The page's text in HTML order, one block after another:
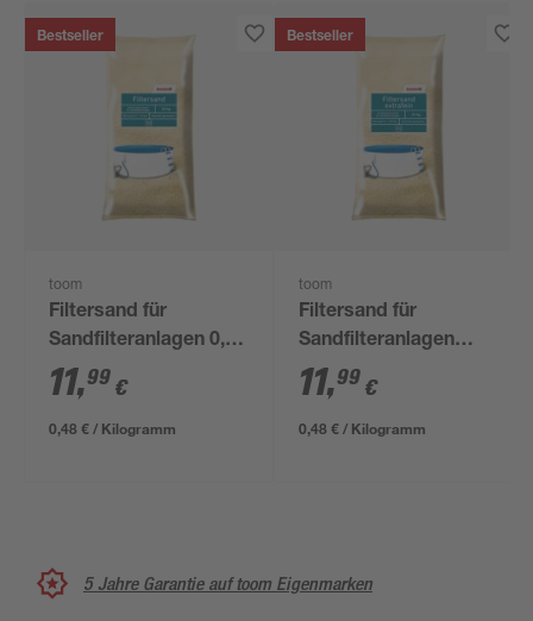
Bestseller
toom
Filtersand für
Sandfilteranlagen 0,7-
1,2 mm 25 kg
11,99 €
0,48 € / Kilogramm
Bestseller
toom
Filtersand für
Sandfilteranlagen
extra fein 0,4-0,8 mm
25 kg
11,99 €
0,48 € / Kilogramm
5 Jahre Garantie auf toom Eigenmarken